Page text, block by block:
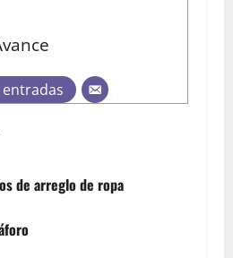
de arreglo de ropa